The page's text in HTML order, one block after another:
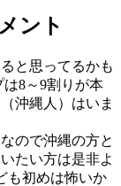
ント
と思ってるかも
8～9割りが本
沖縄人）はいま
ので沖縄の方と
たい方は是非よ
も初めは怖いか